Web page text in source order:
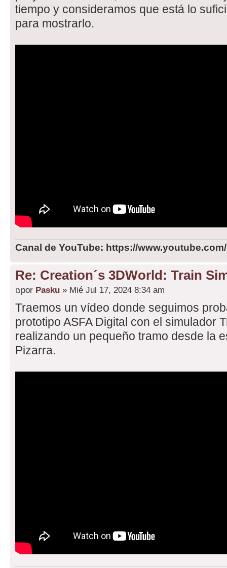
tiempo y consideramos que está lo
para mostrarlo.
Canal de YouTube: https://
Re: Creation´s 3DWorld: Train
por Pasku » Mié Jul 17, 2024 8:34 am
Traemos un vídeo donde seguimos
prototipo ASFA Digital con el simulador
realizando un pequeño tramo desde la
Pizarra.